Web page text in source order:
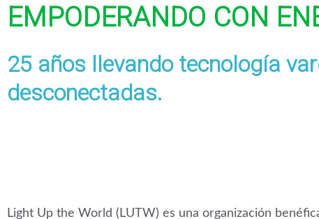
EMPODERANDO CON
25 años llevando tecnología
desconectadas.
Light Up the World (LUTW) es una organización